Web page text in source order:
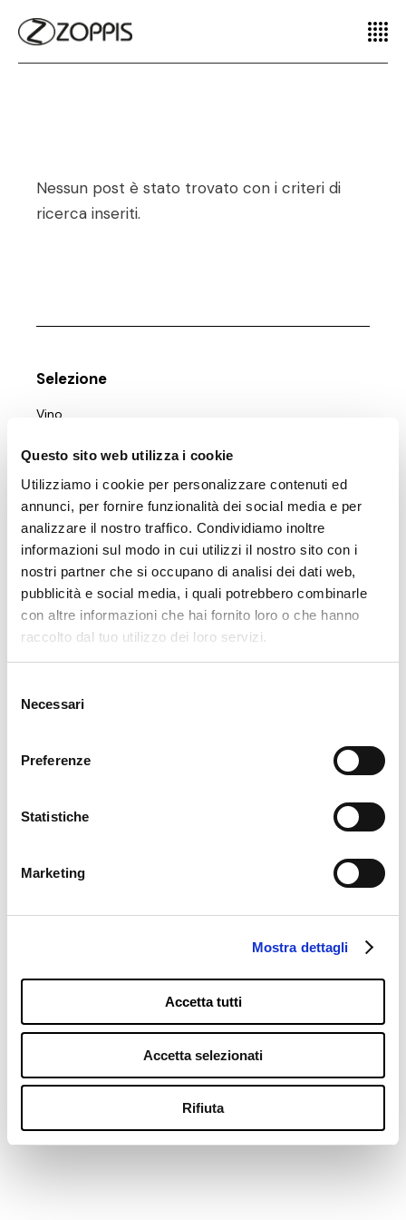
Questo sito web utilizza i cookie
Utilizziamo i cookie per personalizzare contenuti ed
annunci, per fornire funzionalità dei social media e per
analizzare il nostro traffico. Condividiamo inoltre
informazioni sul modo in cui utilizzi il nostro sito con i
nostri partner che si occupano di analisi dei dati web,
pubblicità e social media, i quali potrebbero combinarle
con altre informazioni che hai fornito loro o che hanno
raccolto dal tuo utilizzo dei loro servizi.
delNecessari
Preferenze
Statistiche
Marketing
Mostra dettagli
Accetta tutti
Accetta selezionati
Rifiuta
Nessun post è stato trovato con i criteri di
ricerca inseriti.
Selezione
Vino
Soft drink
Chi siamo
Società Benefit
I Nostri Partners
Cosa facciamo
Metodo Zoppis
Resta in contatto
Lavora con Noi